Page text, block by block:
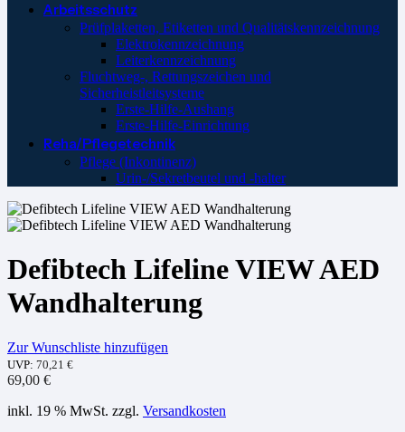
Arbeitsschutz
Prüfplaketten, Etiketten und Qualitätskennzeichnung
Elektrokennzeichnung
Leiterkennzeichnung
Fluchtweg-, Rettungszeichen und
Sicherheistleitsysteme
Erste-Hilfe-Aushang
Erste-Hilfe-Einrichtung
Reha/Pflegetechnik
Pflege (Inkontinenz)
Urin-/Sekretbeutel und -halter
Defibtech Lifeline VIEW AED
Wandhalterung
Zur Wunschliste hinzufügen
UVP: 70,21 €
69,00 €
inkl. 19 % MwSt. zzgl. Versandkosten